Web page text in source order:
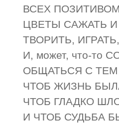
ВСЕХ
ЦВЕТЫ САЖАТЬ И
ТВОРИТЬ,
И, может, что-то
ОБЩАТЬСЯ С
ЧТОБ ЖИЗНЬ
ЧТОБ ГЛАДКО
И ЧТОБ СУДЬБА